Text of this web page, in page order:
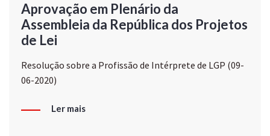
Aprovação em Plenário da
Assembleia da República dos Projetos
de Lei
Resolução sobre a Profissão de Intérprete de LGP (09-
06-2020)
Ler mais